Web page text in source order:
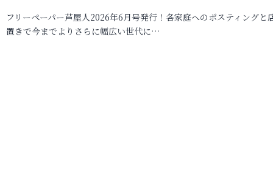
フリーペーパー芦屋人2026年6月号発行！各家庭へのポスティングと
置きで今までよりさらに幅広い世代に…